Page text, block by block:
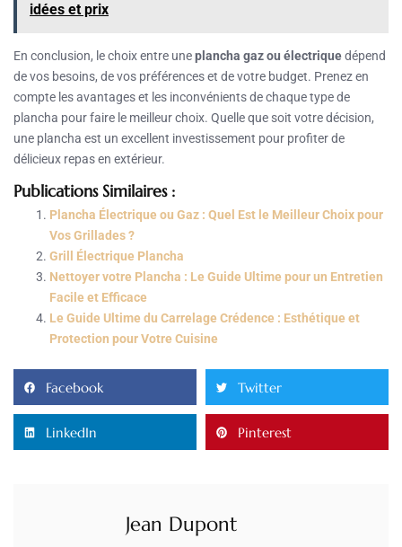
idées et prix
En conclusion, le choix entre uneplancha gaz ou électriquedépend
de vos besoins, de vos préférences et de votre budget. Prenez en
compte les avantages et les inconvénients de chaque type de
plancha pour faire le meilleur choix. Quelle que soit votre décision,
une plancha est un excellent investissement pour profiter de
délicieux repas en extérieur.
Publications Similaires :
Plancha Électrique ou Gaz : Quel Est le Meilleur Choix pour
Vos Grillades ?
Grill Électrique Plancha
Nettoyer votre Plancha : Le Guide Ultime pour un Entretien
Facile et Efficace
Le Guide Ultime du Carrelage Crédence : Esthétique et
Protection pour Votre Cuisine
Facebook Twitter
LinkedIn Pinterest
Jean Dupont